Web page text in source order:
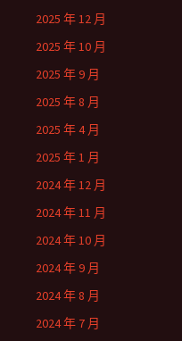
2025 年 12 月
2025 年 10 月
2025 年 9 月
2025 年 8 月
2025 年 4 月
2025 年 1 月
2024 年 12 月
2024 年 11 月
2024 年 10 月
2024 年 9 月
2024 年 8 月
2024 年 7 月